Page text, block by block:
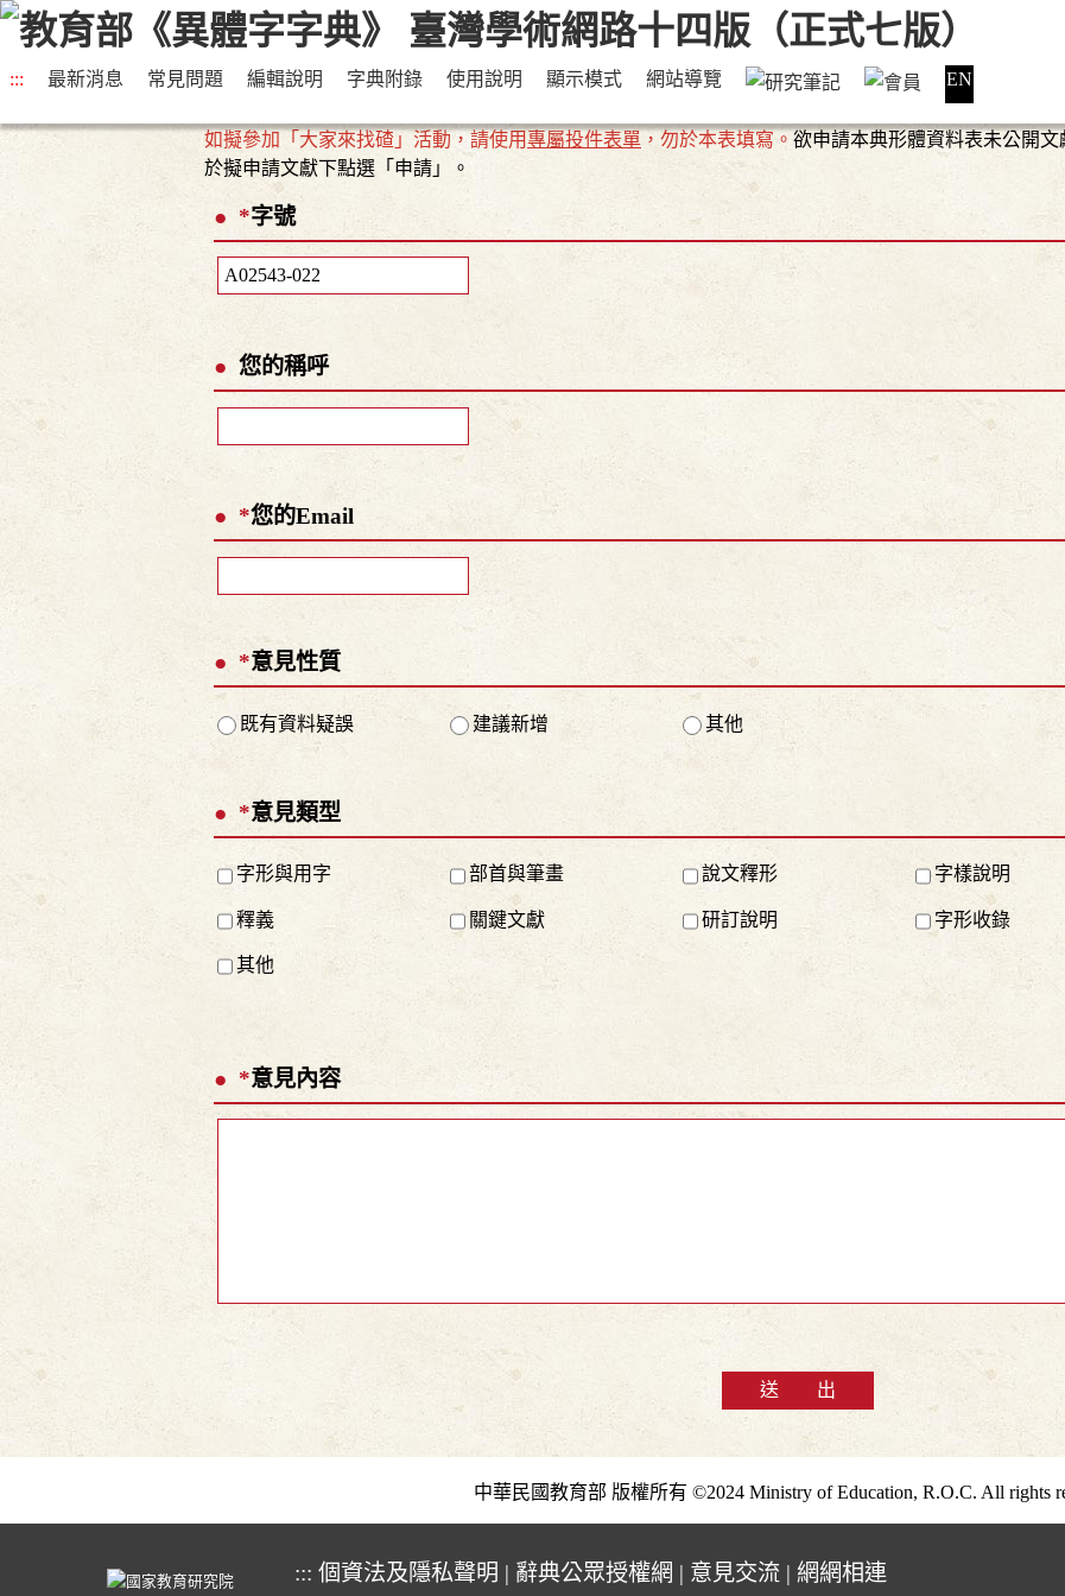
::: 最新消息 常見問題 編輯說明 字典附錄 使用說明 顯示模式 網站導覽 EN
如擬參加「大家來找碴」活動，請使用專屬投件表單 ，勿於本表填寫。 欲申請本典形體資料表未公開文
於擬申請文獻下點選「申請」。
*字號
您的稱呼
*您的Email
*意見性質
既有資料疑誤 建議新增 其他
*意見類型
字形與用字 部首與筆畫 說文釋形 字樣說明
釋義 關鍵文獻 研訂說明 字形收錄
其他
*意見內容
送 出
中華民國教育部 版權所有 ©2024 Ministry of Education, R.O.C. All rights
::: 個資法及隱私聲明 | 辭典公眾授權網 | 意見交流 | 網網相連